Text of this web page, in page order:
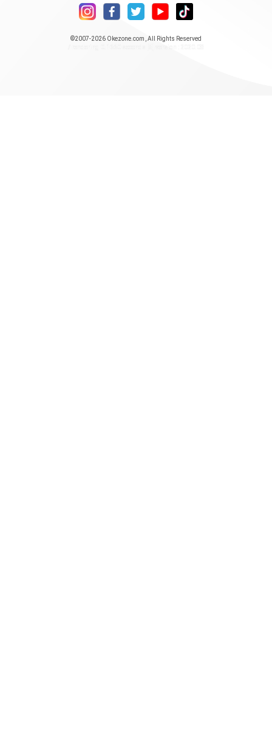
©2007-2026 Okezone.com , All Rights Reserved